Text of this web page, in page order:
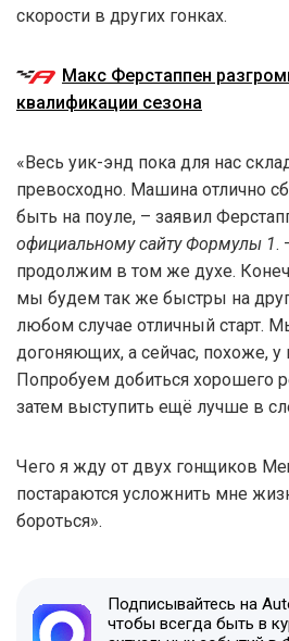
скорости в других гонках.
Макс Ферстаппен
квалификации сезона
«Весь уик-энд пока для нас
превосходно. Машина отлично
быть на поуле, – заявил
официальному сайту Формулы 1.
продолжим в том же духе.
мы будем так же быстры на
любом случае отличный старт.
догоняющих, а сейчас, похоже, у
Попробуем добиться хорошего
затем выступить ещё лучше в
Чего я жду от двух гонщиков
постараются усложнить мне
бороться».
Подписывайтесь на
чтобы всегда быть в